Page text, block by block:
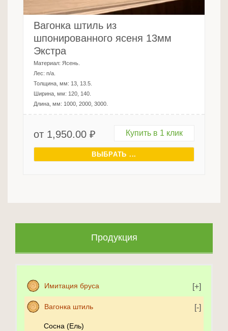
Продукция
Имитация бруса
Вагонка штиль
Сосна (Ель)
Вагонка штиль из
шпонированного ясеня 13мм
Экстра
Материал: Ясень.
Лес: n/a.
Толщина, мм: 13, 13.5.
Ширина, мм: 120, 140.
Длина, мм: 1000, 2000, 3000.
от 1,950.00 ₽ Купить в 1 клик
ВЫБРАТЬ ...